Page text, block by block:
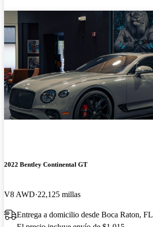
2022 Bentley Continental GT
V8 AWD 22,125 millas
Entrega a domicilio desde Boca Raton, FL